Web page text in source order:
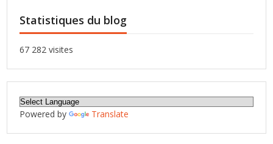
Statistiques du blog
67 282 visites
Powered by Translate